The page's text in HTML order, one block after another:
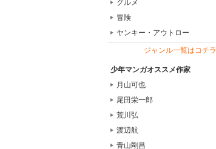
グルメ
冒険
ヤンキー・アウトロー
ジャンル一覧はコチラ
少年マンガオススメ作家
月山可也
尾田栄一郎
荒川弘
渡辺航
青山剛昌